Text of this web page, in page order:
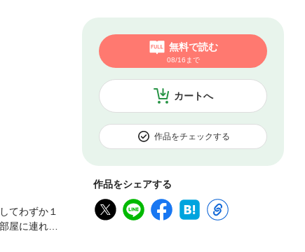
カートへ
無料で読む
08/16まで
作品をチェックする
作品をシェアする
てわずか１
屋に連れ込
を謀ろうと